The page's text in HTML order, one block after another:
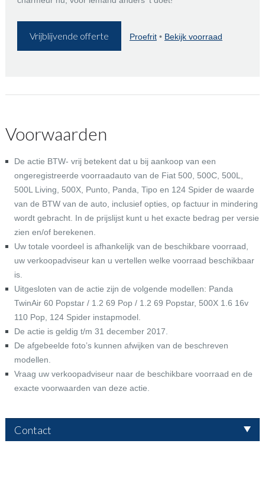
Vrijblijvende offerte Proefrit• Bekijk voorraad
Voorwaarden
De actie BTW- vrij betekent dat u bij aankoop van een
ongeregistreerde voorraadauto van de Fiat 500, 500C, 500L,
500L Living, 500X, Punto, Panda, Tipo en 124 Spider de waarde
van de BTW van de auto, inclusief opties, op factuur in mindering
wordt gebracht. In de prijslijst kunt u het exacte bedrag per versie
zien en/of berekenen.
Uw totale voordeel is afhankelijk van de beschikbare voorraad,
uw verkoopadviseur kan u vertellen welke voorraad beschikbaar
is.
Uitgesloten van de actie zijn de volgende modellen: Panda
TwinAir 60 Popstar / 1.2 69 Pop / 1.2 69 Popstar, 500X 1.6 16v
110 Pop, 124 Spider instapmodel.
De actie is geldig t/m 31 december 2017.
De afgebeelde foto’s kunnen afwijken van de beschreven
modellen.
Vraag uw verkoopadviseur naar de beschikbare voorraad en de
exacte voorwaarden van deze actie.
Contact